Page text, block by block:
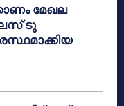
മേഖല
ടു